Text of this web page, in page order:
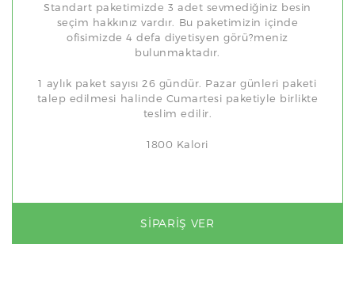
Standart paketimizde 3 adet sevmediğiniz besin
seçim hakkınız vardır. Bu paketimizin içinde
ofisimizde 4 defa diyetisyen görü?meniz
bulunmaktadır.
1 aylık paket sayısı 26 gündür. Pazar günleri paketi
talep edilmesi halinde Cumartesi paketiyle birlikte
teslim edilir.
1800 Kalori
SIPARIŞ VER